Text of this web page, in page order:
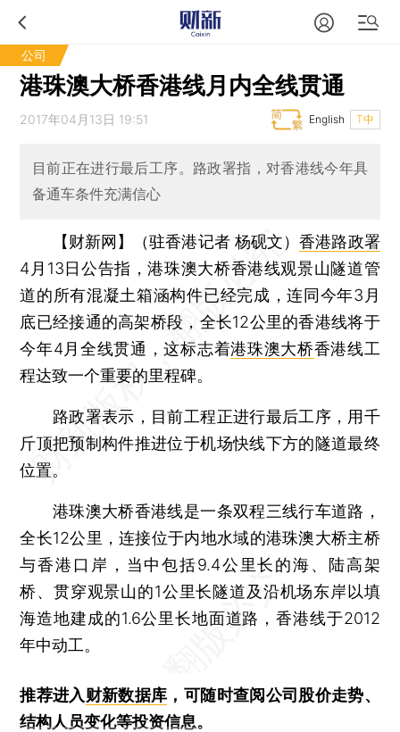
公司
港珠澳大桥香港线月内全线贯通
2017年04月13日 19:51 T中
English
目前正在进行最后工序。路政署指，对香港线今年具
备通车条件充满信心
【财新网】（驻香港记者 杨砚文）香港路政署
4月13日公告指，港珠澳大桥香港线观景山隧道管
道的所有混凝土箱涵构件已经完成，连同今年3月
底已经接通的高架桥段，全长12公里的香港线将于
今年4月全线贯通，这标志着港珠澳大桥香港线工
程达致一个重要的里程碑。
路政署表示，目前工程正进行最后工序，用千
斤顶把预制构件推进位于机场快线下方的隧道最终
位置。
港珠澳大桥香港线是一条双程三线行车道路，
全长12公里，连接位于内地水域的港珠澳大桥主桥
与香港口岸，当中包括9.4公里长的海、陆高架
桥、贯穿观景山的1公里长隧道及沿机场东岸以填
海造地建成的1.6公里长地面道路，香港线于2012
年中动工。
推荐进入财新数据库 ，可随时查阅公司股价走势、
结构人员变化等投资信息。